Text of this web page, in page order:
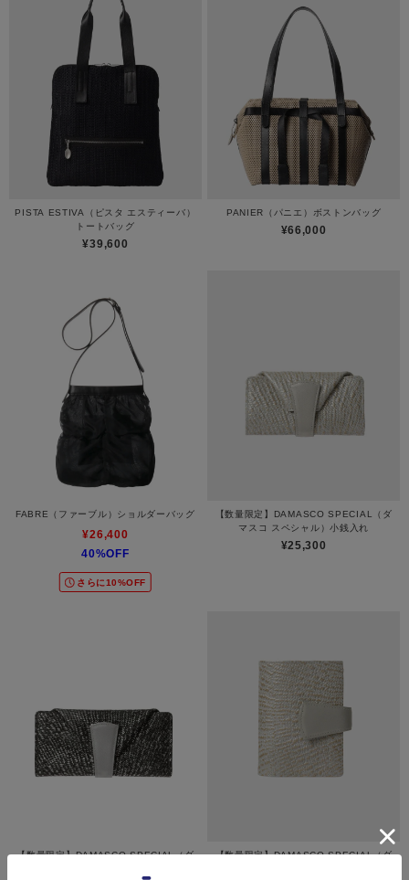
PISTA ESTIVA（ピスタ エスティーバ）
トートバッグ
¥39,600
PANIER（パニエ）ボストンバッグ
¥66,000
FABRE（ファーブル）ショルダーバッグ
¥26,400
40%OFF
さらに10%OFF
【数量限定】DAMASCO SPECIAL（ダ
マスコ スペシャル）小銭入れ
¥25,300
【数量限定】DAMASCO SPECIAL（ダ
【数量限定】DAMASCO SPECIAL（ダ